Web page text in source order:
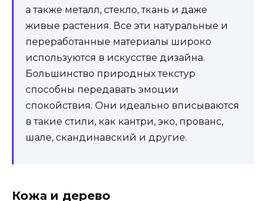
а также металл, стекло, ткань и даже
живые растения. Все эти натуральные и
переработанные материалы широко
используются в искусстве дизайна.
Большинство природных текстур
способны передавать эмоции
спокойствия. Они идеально вписываются
в такие стили, как кантри, эко, прованс,
шале, скандинавский и другие.
Кожа и дерево